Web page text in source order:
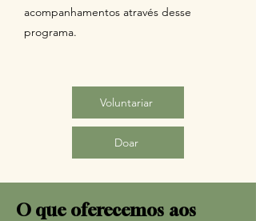
acompanhamentos através desse
programa.
Voluntariar
Doar
O que oferecemos aos